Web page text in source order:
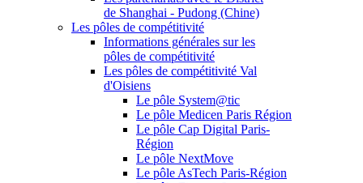
de Shanghai - Pudong (Chine)
Les pôles de compétitivité
Informations générales sur les
pôles de compétitivité
Les pôles de compétitivité Val
d'Oisiens
Le pôle System@tic
Le pôle Medicen Paris Région
Le pôle Cap Digital Paris-
Région
Le pôle NextMove
Le pôle AsTech Paris-Région